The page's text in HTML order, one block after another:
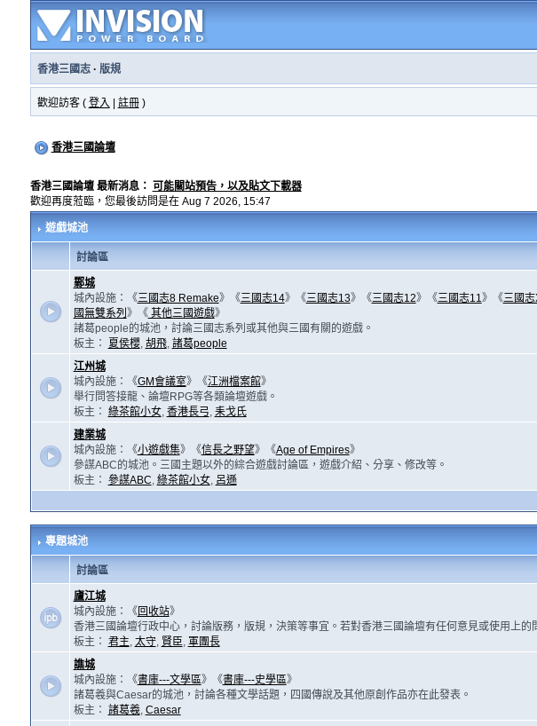
香港三國志· 版規
歡迎訪客 ( 登入 註冊)
香港三國論壇
香港三國論壇 最新消息： 可能關站預告，以及貼文下載器
歡迎再度蒞臨，您最後訪問是在 Aug 7 2026, 15:47
遊戲城池
討論區
鄴城
城內設施：《三國志8 Remake》《三國志14》《三國志13》《三國志12》《三國志11》《三國志
國無雙系列 》《其他三國遊戲》
諸葛people的城池，討論三國志系列或其他與三國有關的遊戲。
板主：
夏侯櫻, 胡飛, 諸葛people
江州城
城內設施：《GM會議室》《江洲檔案館》
舉行問答接龍、論壇RPG等各類論壇遊戲。
板主： 綠茶館小女, 香港長弓, 耒戈氏
建業城
城內設施：《小遊戲集》《信長之野望》《Age of Empires》
參謀ABC的城池。三國主題以外的綜合遊戲討論區，遊戲介紹、分享、修改等。
板主： 參謀ABC, 綠茶館小女, 呂遜
專題城池
討論區
廬江城
城內設施：《回收站》
香港三國論壇行政中心，討論版務，版規，決策等事宜。若對香港三國論壇有任何意見或使用上的
板主： 君主, 太守, 賢臣, 軍團長
譙城
城內設施：《書庫---文學區》《書庫---史學區》
諸葛羲與Caesar的城池，討論各種文學話題，四國傳說及其他原創作品亦在此發表。
板主： 諸葛羲, Caesar